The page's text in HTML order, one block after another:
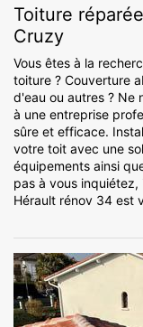
Toiture
Cruzy
Vous êtes à la
toiture ? Couverture
d'eau ou autres ? Ne
à une entreprise
sûre et efficace.
votre toit avec une
équipements ainsi
pas à vous
Hérault rénov 34 est